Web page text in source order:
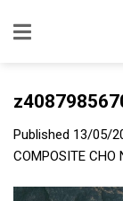
Published 13/05/
COMPOSITE CHO